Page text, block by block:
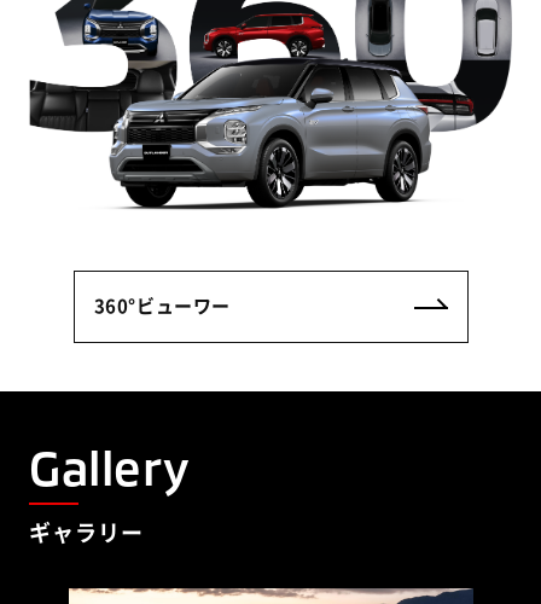
360°ビューワー
Gallery
ギャラリー